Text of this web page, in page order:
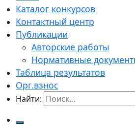
Каталог конкурсов
Контактный центр
Публикации
Авторские работы
Нормативные
Таблица результатов
Орг.взнос
Найти: